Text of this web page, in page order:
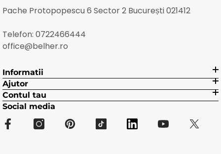
Pache Protopopescu 6 Sector 2 București 021412
Telefon: 0722466444
office@belher.ro
Informatii
Ajutor
Contul tau
Social media